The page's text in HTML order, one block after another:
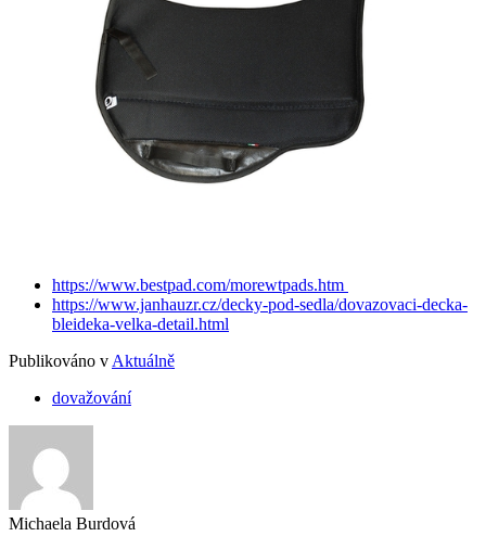
https://www.bestpad.com/morewtpads.htm
https://www.janhauzr.cz/decky-pod-sedla/dovazovaci-decka-
bleideka-velka-detail.html
Publikováno v Aktuálně
dovažování
Michaela Burdová